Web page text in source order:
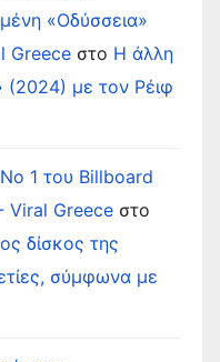
«Οδύσσεια»
Greece στο Η άλλη
(2024) με τον Ρέιφ
1 του Billboard
Viral Greece στο
δίσκος της
σύμφωνα με